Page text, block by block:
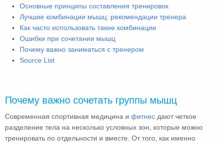
Основные принципы составления тренировок
Лучшие комбинации мышц: рекомендации тренера
Как часто использовать такие комбинации
Ошибки при сочетании мышц
Почему важно заниматься с тренером
Source List
Почему важно сочетать группы мышц
Современная спортивная медицина и фитнес дают четкое
разделение тела на несколько условных зон, которые можно
тренировать по отдельности и вместе. От того, как именно